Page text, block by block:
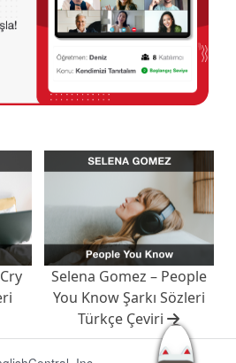
Selena Gomez – People
You Know Şarkı Sözleri
Türkçe Çeviri